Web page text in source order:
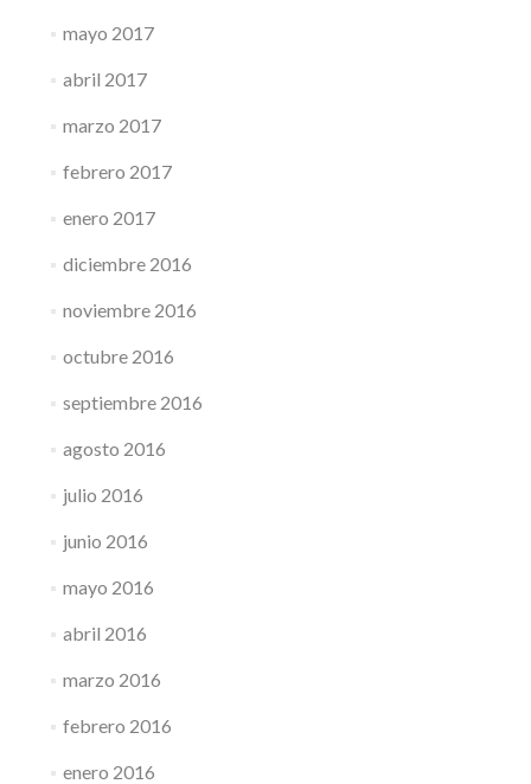
mayo 2017
abril 2017
marzo 2017
febrero 2017
enero 2017
diciembre 2016
noviembre 2016
octubre 2016
septiembre 2016
agosto 2016
julio 2016
junio 2016
mayo 2016
abril 2016
marzo 2016
febrero 2016
enero 2016